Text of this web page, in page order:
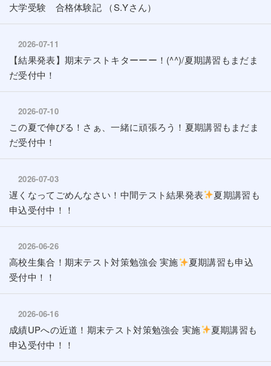
大学受験 合格体験記 （S.Yさん）
2026-07-11
【結果発表】期末テストキターーー！(^^)/夏期講習もまだま
だ受付中！
2026-07-10
この夏で伸びる！さぁ、一緒に頑張ろう！夏期講習もまだま
だ受付中！
2026-07-03
遅くなってごめんなさい！中間テスト結果発表
夏期講習も
申込受付中！！
2026-06-26
高校生集合！期末テスト対策勉強会 実施
夏期講習も申込
受付中！！
2026-06-16
成績UPへの近道！期末テスト対策勉強会 実施
夏期講習も
申込受付中！！